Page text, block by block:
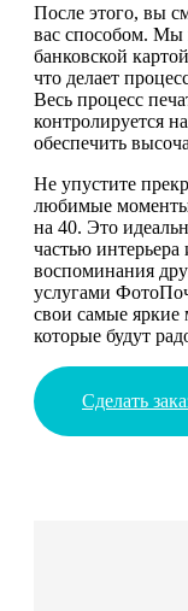
После этого, вы
вас способом. Мы
банковской
что делает
Весь процесс
контролируется
обеспечить
Не упустите
любимые
на 40. Это
частью
воспоминания
услугами
свои самые
которые будут
Сделать